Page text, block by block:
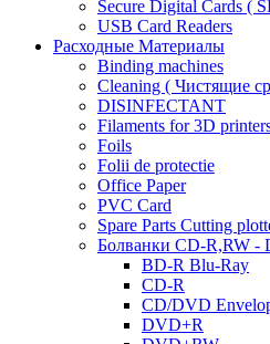
Secure Digital Cards (
USB Card Readers
Расходные Материалы
Binding machines
Cleaning ( Чистящие
DISINFECTANT
Filaments for 3D
Foils
Folii de protectie
Office Paper
PVC Card
Spare Parts Cutting
Болванки CD-R,RW -
BD-R Blu-Ray
CD-R
CD/DVD
DVD+R